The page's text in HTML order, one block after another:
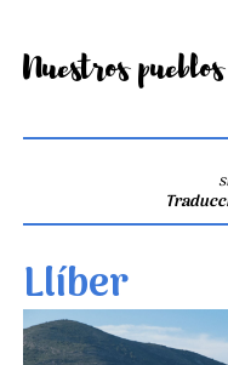
Nuestros pueblos
Llíber